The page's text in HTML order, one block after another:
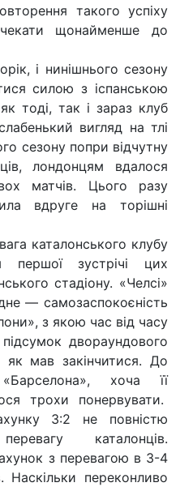
такого успіху
щонайменше до
і нинішнього сезону
силою з іспанською
тоді, так і зараз клуб
вигляд на тлі
сезону попри відчутну
лондонцям вдалося
матчів. Цього разу
вдруге на торішні
каталонського клубу
першої зустрічі цих
стадіону. «Челсі»
— самозаспокоєність
з якою час від часу
двораундового
як мав закінчитися. До
хоча її
трохи понервувати.
3:2 не повністю
каталонців.
з перевагою в 3-4
Наскільки переконливо